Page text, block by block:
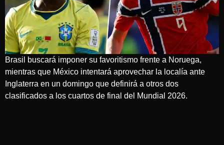
Brasil buscará imponer su favoritismo frente a Noruega,
mientras que México intentará aprovechar la localía ante
Inglaterra en un domingo que definirá a otros dos
clasificados a los cuartos de final del Mundial 2026.